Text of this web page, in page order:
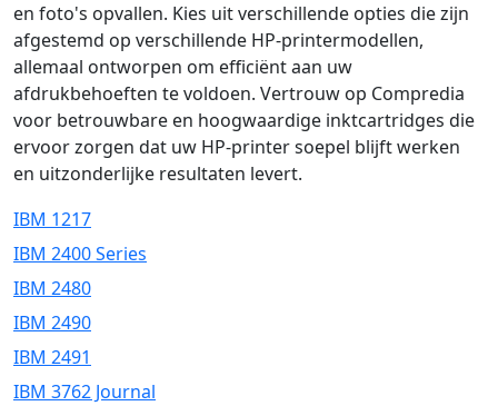
en foto's opvallen. Kies uit verschillende opties die zijn
afgestemd op verschillende HP-printermodellen,
allemaal ontworpen om efficiënt aan uw
afdrukbehoeften te voldoen. Vertrouw op Compredia
voor betrouwbare en hoogwaardige inktcartridges die
ervoor zorgen dat uw HP-printer soepel blijft werken
en uitzonderlijke resultaten levert.
IBM 1217
IBM 2400 Series
IBM 2480
IBM 2490
IBM 2491
IBM 3762 Journal